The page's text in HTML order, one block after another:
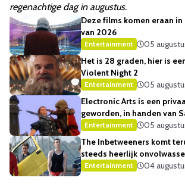
regenachtige dag in augustus.
Deze films komen eraan
van 2026
Entertainment
05
Het is 28 graden, hier is
Violent Night 2
Entertainment
05
Electronic Arts is een
geworden, in handen van
Entertainment
05
The Inbetweeners komt
steeds heerlijk
Entertainment 04